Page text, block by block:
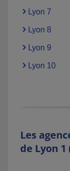
Lyon 7
Lyon 8
Lyon 9
Lyon 10
Les
de Lyon 1